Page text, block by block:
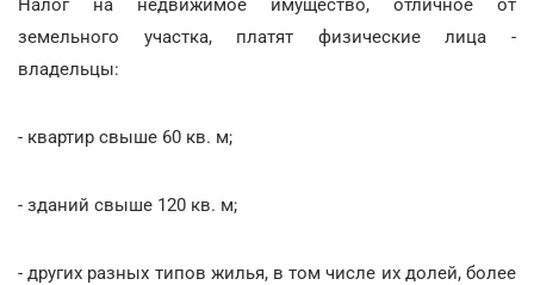
Налог на недвижимое имущество, отличное от
земельного участка, платят физические лица -
владельцы:
- квартир свыше 60 кв. м;
- зданий свыше 120 кв. м;
- других разных типов жилья, в том числе их долей, более